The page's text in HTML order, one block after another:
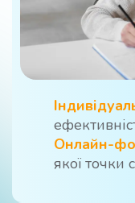
Онлайн-
якої точки